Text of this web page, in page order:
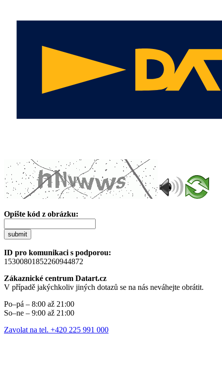
Opište kód z obrázku:
submit
ID pro komunikaci s podporou:
15300801852260944872
Zákaznické centrum Datart.cz
V případě jakýchkoliv jiných dotazů se na nás neváhejte obrátit.
Po–pá – 8:00 až 21:00
So–ne – 9:00 až 21:00
Zavolat na tel. +420 225 991 000